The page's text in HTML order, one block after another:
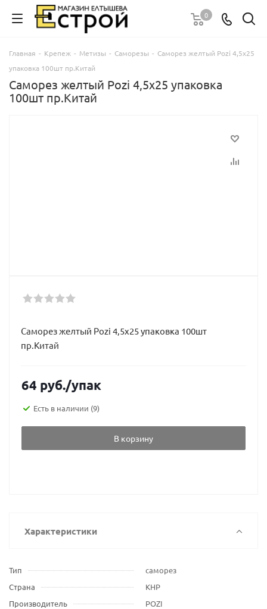
0
Главная - Крепеж - Метизы - Саморезы - Саморез желтый Pozi 4,5х25
упаковка 100шт пр.Китай
Саморез желтый Pozi 4,5х25 упаковка
100шт пр.Китай
Саморез желтый Pozi 4,5х25 упаковка 100шт
пр.Китай
64 руб./упак
Есть в наличии (9)
В корзину
Характеристики
Тип
саморез
Страна
КНР
Производитель
POZI